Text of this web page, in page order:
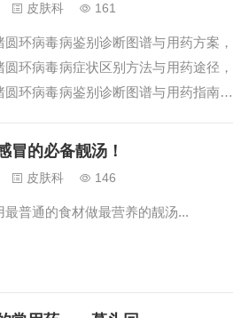
皮肤科 161
圆环病毒病鉴别诊断图谱与用药方案，
圆环病毒病症状区别方法与用药途径，
圆环病毒病鉴别诊断图谱与用药指南，
现，猪圆环病毒病的治疗方案，猪圆环
冒的必备靓汤！
皮肤科 146
最普通的食材做最营养的靓汤...